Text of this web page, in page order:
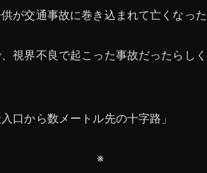
が交通事故に巻き込まれて亡くなっ
視界不良で起こった事故だったらし
口から数メートル先の十字路」
※